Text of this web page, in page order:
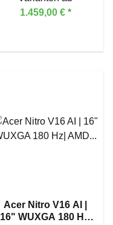
RTX™ 5060
1.459,00 € *
Acer Nitro V16 AI |
16" WUXGA 180 Hz|